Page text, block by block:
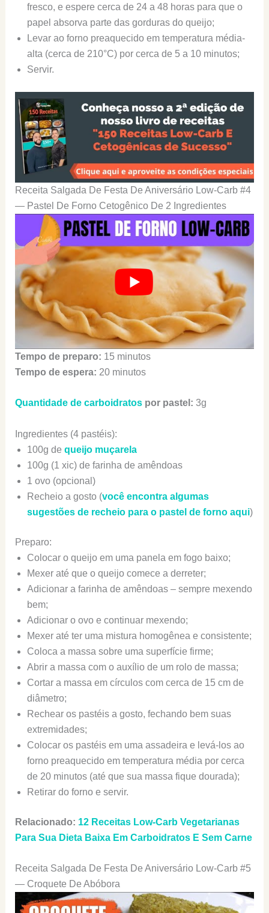
fresco, e espere cerca de 24 a 48 horas para que o
papel absorva parte das gorduras do queijo;
Levar ao forno preaquecido em temperatura média-
alta (cerca de 210°C) por cerca de 5 a 10 minutos;
Servir.
Receita Salgada De Festa De Aniversário Low-Carb #4
— Pastel De Forno Cetogênico De 2 Ingredientes
Tempo de preparo: 15 minutos
Tempo de espera: 20 minutos
Quantidade de carboidratospor pastel: 3g
Ingredientes (4 pastéis):
100g de queijo muçarela
100g (1 xic) de farinha de amêndoas
1 ovo (opcional)
Recheio a gosto (você encontra algumas
sugestões de recheio para o pastel de forno aqui)
Preparo:
Colocar o queijo em uma panela em fogo baixo;
Mexer até que o queijo comece a derreter;
Adicionar a farinha de amêndoas – sempre mexendo
bem;
Adicionar o ovo e continuar mexendo;
Mexer até ter uma mistura homogênea e consistente;
Coloca a massa sobre uma superfície firme;
Abrir a massa com o auxílio de um rolo de massa;
Cortar a massa em círculos com cerca de 15 cm de
diâmetro;
Rechear os pastéis a gosto, fechando bem suas
extremidades;
Colocar os pastéis em uma assadeira e levá-los ao
forno preaquecido em temperatura média por cerca
de 20 minutos (até que sua massa fique dourada);
Retirar do forno e servir.
Relacionado: 12 Receitas Low-Carb Vegetarianas
Para Sua Dieta Baixa Em Carboidratos E Sem Carne
Receita Salgada De Festa De Aniversário Low-Carb #5
— Croquete De Abóbora